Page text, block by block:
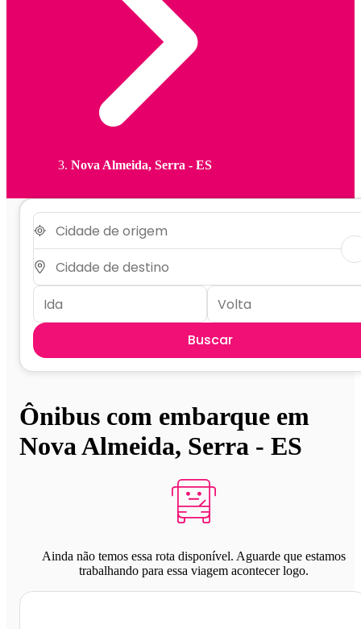
Nova Almeida, Serra - ES
Buscar
Ônibus com embarque em
Nova Almeida, Serra - ES
Ainda não temos essa rota disponível. Aguarde que estamos
trabalhando para essa viagem acontecer logo.